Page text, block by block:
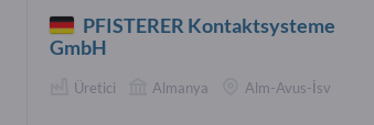
PFISTERER Kontaktsysteme
GmbH
Üretici Almanya Alm-Avus-İsv